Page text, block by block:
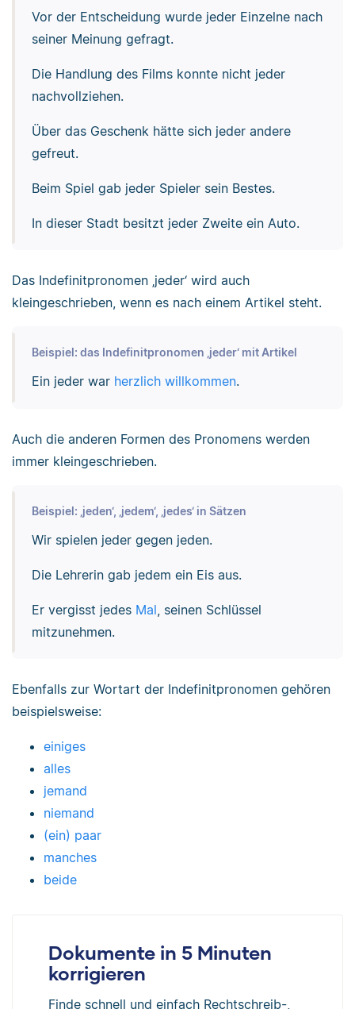
Vor der Entscheidung wurde jeder Einzelne nach
seiner Meinung gefragt.
Die Handlung des Films konnte nicht jeder
nachvollziehen.
Über das Geschenk hätte sich jeder andere
gefreut.
Beim Spiel gab jeder Spieler sein Bestes.
In dieser Stadt besitzt jeder Zweite ein Auto.
Das Indefinitpronomen ‚jeder‘ wird auch
kleingeschrieben, wenn es nach einem Artikel steht.
Beispiel: das Indefinitpronomen ‚jeder‘ mit Artikel
Ein jeder war herzlich willkommen.
Auch die anderen Formen des Pronomens werden
immer kleingeschrieben.
Beispiel: ‚jeden‘, ‚jedem‘, ‚jedes‘ in Sätzen
Wir spielen jeder gegen jeden.
Die Lehrerin gab jedem ein Eis aus.
Er vergisst jedes Mal , seinen Schlüssel
mitzunehmen.
Ebenfalls zur Wortart der Indefinitpronomen gehören
beispielsweise:
einiges
alles
jemand
niemand
(ein) paar
manches
beide
Dokumente in 5 Minuten
korrigieren
Finde schnell und einfach Rechtschreib-,